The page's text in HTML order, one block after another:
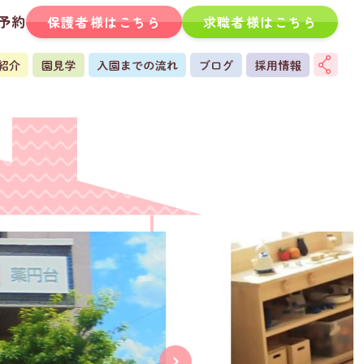
約 保護者様はこちら 求職者様はこちら